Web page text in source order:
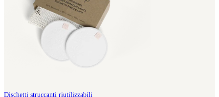
Dischetti struccanti riutilizzabili